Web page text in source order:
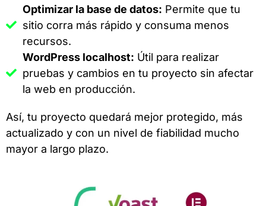
Optimizar la base de datos: Permite que tu
sitio corra más rápido y consuma menos
recursos.
WordPress localhost: Útil para realizar
pruebas y cambios en tu proyecto sin afectar
la web en producción.
Así, tu proyecto quedará mejor protegido, más
actualizado y con un nivel de fiabilidad mucho
mayor a largo plazo.